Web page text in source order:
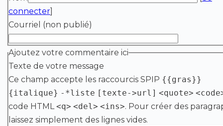
connecter]
Courriel (non publié)
Ajoutez votre commentaire ici
Texte de votre message
Ce champ accepte les raccourcis SPIP {{gras}}
{italique} -*liste [texte->url] <quote>
code HTML<q> <del> <ins>. Pour créer des
laissez simplement des lignes vides.